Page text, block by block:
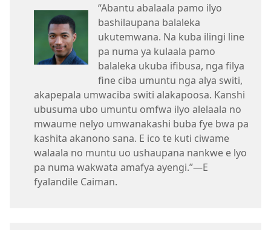
“Abantu abalaala pamo ilyo
bashilaupana balaleka
ukutemwana. Na kuba ilingi line
pa numa ya kulaala pamo
balaleka ukuba ifibusa, nga filya
fine ciba umuntu nga alya switi,
akapepala umwaciba switi alakapoosa. Kanshi
ubusuma ubo umuntu omfwa ilyo alelaala no
mwaume nelyo umwanakashi buba fye bwa pa
kashita akanono sana. E ico te kuti ciwame
walaala no muntu uo ushaupana nankwe e lyo
pa numa wakwata amafya ayengi.”—E
fyalandile Caiman.